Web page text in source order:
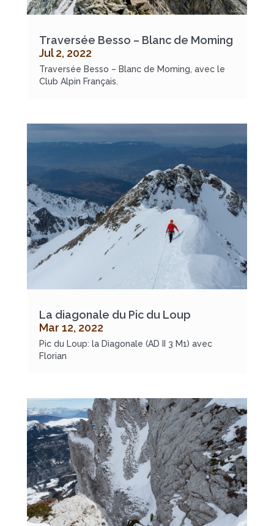
Traversée Besso – Blanc de Moming
Jul 2, 2022
Traversée Besso – Blanc de Moming, avec le
Club Alpin Français.
La diagonale du Pic du Loup
Mar 12, 2022
Pic du Loup: la Diagonale (AD II 3 M1) avec
Florian